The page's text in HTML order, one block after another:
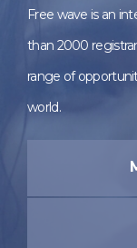
Free wave is an
than 2000
range of
world.